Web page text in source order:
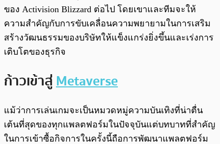
ของ Activision Blizzard ต่อไป โดยเขาและทีมจะให้
ความสำคัญกับการขับเคลื่อนความพยายามในการเสริม
สร้างวัฒนธรรมของบริษัทให้แข็งแกร่งยิ่งขึ้นและเร่งการ
เติบโตของธุรกิจ
ก้าวเข้าสู่Metaverse
แม้ว่าการเล่นเกมจะเป็นหมวดหมู่ความบันเทิงที่น่าตื่น
เต้นที่สุดของทุกแพลตฟอร์มในปัจจุบันแต่บทบาทที่สำคัญ
ในการเข้าซื้อกิจการในครั้งนี้ถือการพัฒนาแพลตฟอร์ม